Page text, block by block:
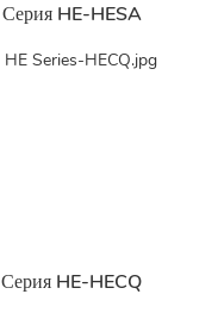
Серия HE-HESA
Серия HE-HECQ